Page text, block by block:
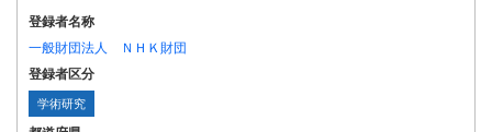
登録者名称
一般財団法人 ＮＨＫ財団
登録者区分
学術研究